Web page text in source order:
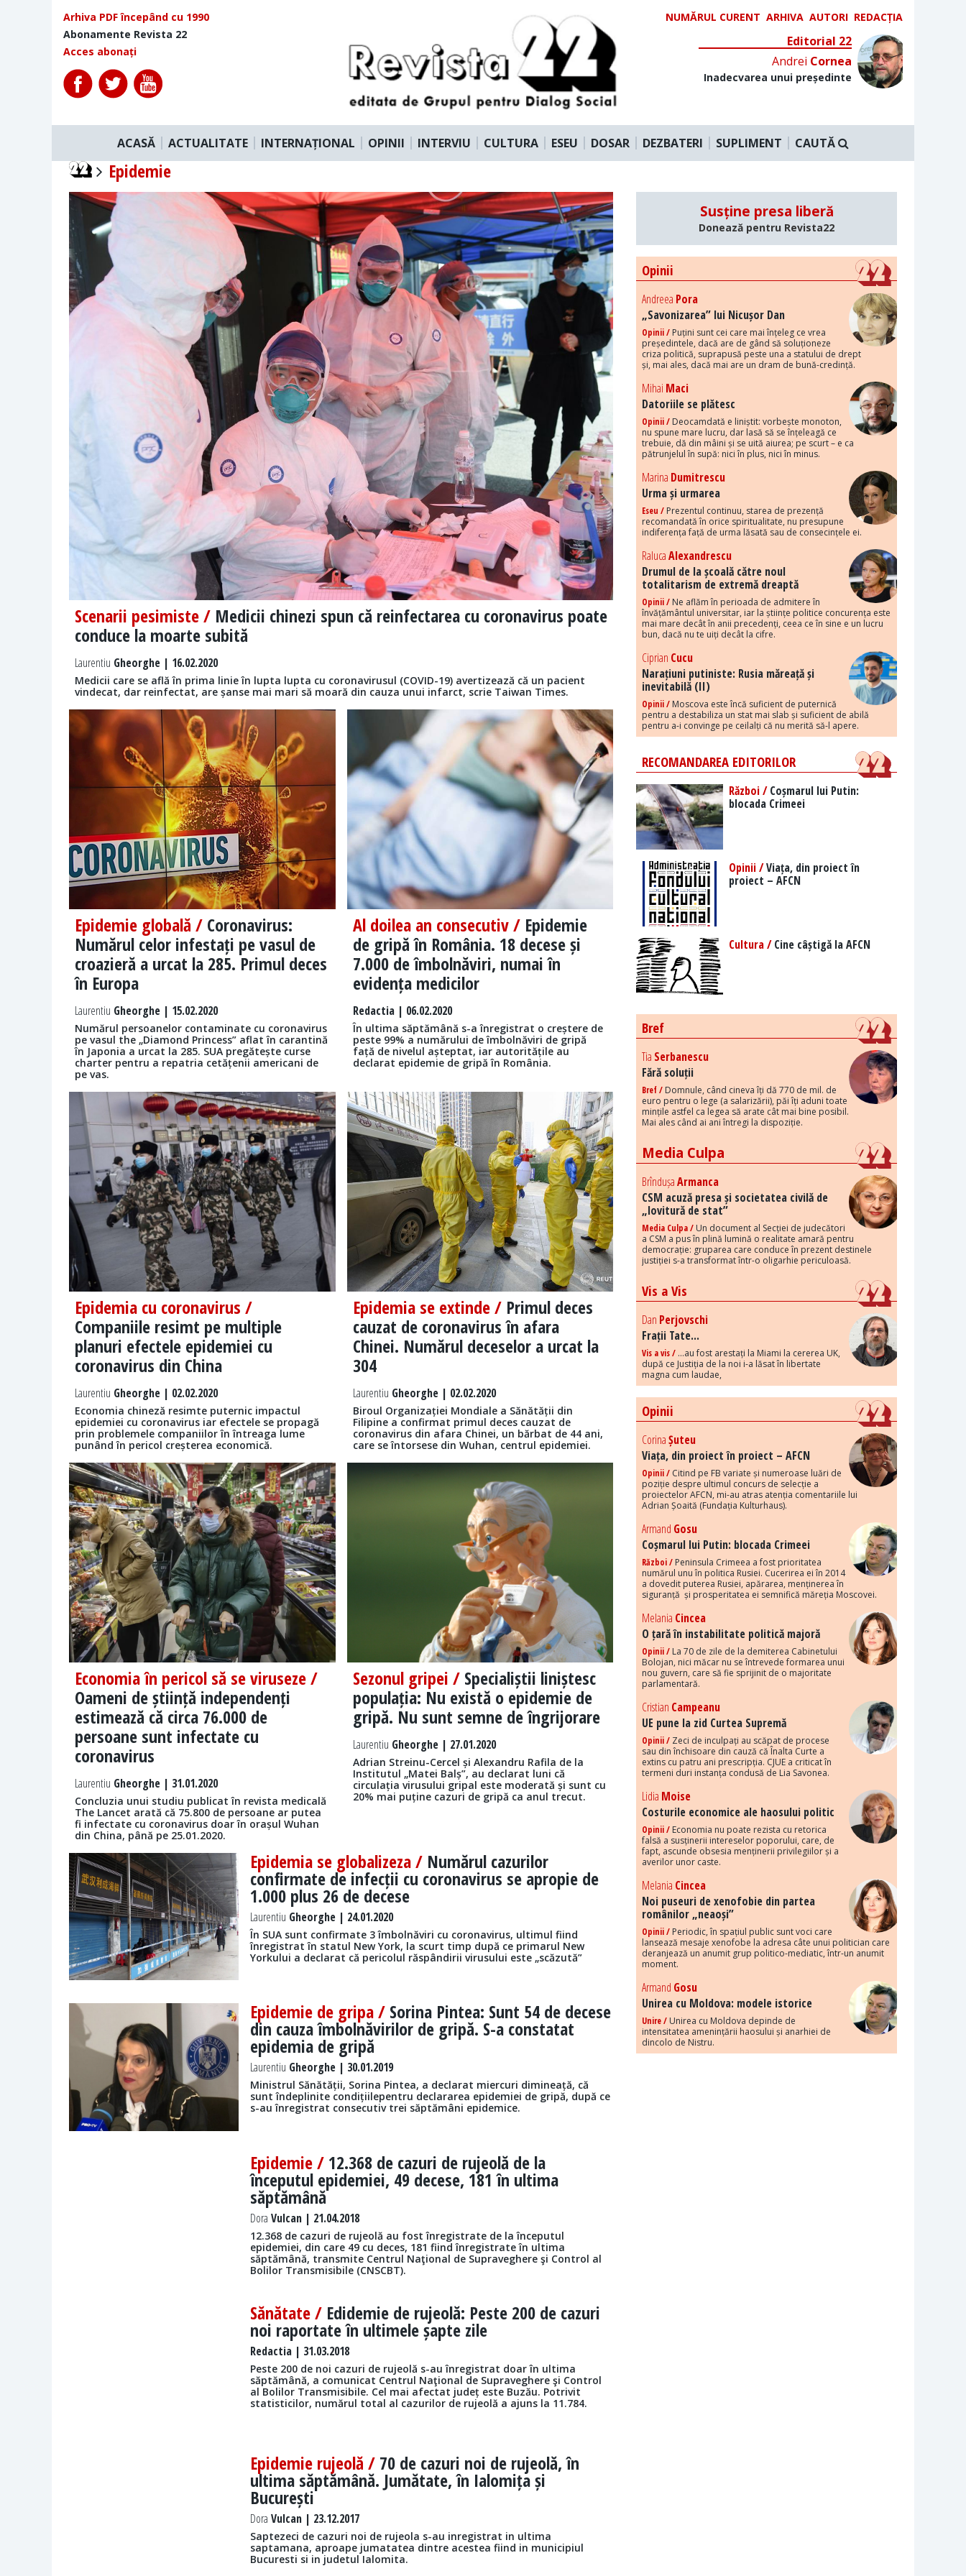
Arhiva PDF începând cu 1990
Abonamente Revista 22
Acces abonați
NUMĂRUL CURENT ARHIVA AUTORI REDACȚIA
Editorial 22
Andrei Cornea
Inadecvarea unui președinte
ACASĂ ACTUALITATE INTERNAȚIONAL OPINII INTERVIU CULTURA ESEU DOSAR DEZBATERI SUPLIMENT CAUTĂ
Epidemie
Scenarii pesimiste / Medicii chinezi spun că reinfectarea cu coronavirus poate
conduce la moarte subită
Laurentiu Gheorghe | 16.02.2020
Medicii care se află în prima linie în lupta lupta cu coronavirusul (COVID-19) avertizează că un pacient
vindecat, dar reinfectat, are șanse mai mari să moară din cauza unui infarct, scrie Taiwan Times.
Epidemie globală / Coronavirus:
Numărul celor infestați pe vasul de
croazieră a urcat la 285. Primul deces
în Europa
Laurentiu Gheorghe | 15.02.2020
Numărul persoanelor contaminate cu coronavirus
pe vasul the „Diamond Princess” aflat în carantină
în Japonia a urcat la 285. SUA pregătește curse
charter pentru a repatria cetățenii americani de
pe vas.
Al doilea an consecutiv / Epidemie
de gripă în România. 18 decese și
7.000 de îmbolnăviri, numai în
evidența medicilor
Redactia| 06.02.2020
În ultima săptămână s-a înregistrat o creștere de
peste 99% a numărului de îmbolnăviri de gripă
față de nivelul așteptat, iar autoritățile au
declarat epidemie de gripă în România.
Epidemia cu coronavirus /
Companiile resimt pe multiple
planuri efectele epidemiei cu
coronavirus din China
Laurentiu Gheorghe | 02.02.2020
Economia chineză resimte puternic impactul
epidemiei cu coronavirus iar efectele se propagă
prin problemele companiilor în întreaga lume
punând în pericol creșterea economică.
Epidemia se extinde / Primul deces
cauzat de coronavirus în afara
Chinei. Numărul deceselor a urcat la
304
Laurentiu Gheorghe | 02.02.2020
Biroul Organizației Mondiale a Sănătății din
Filipine a confirmat primul deces cauzat de
coronavirus din afara Chinei, un bărbat de 44 ani,
care se întorsese din Wuhan, centrul epidemiei.
Economia în pericol să se viruseze /
Oameni de știință independenți
estimează că circa 76.000 de
persoane sunt infectate cu
coronavirus
Laurentiu Gheorghe | 31.01.2020
Concluzia unui studiu publicat în revista medicală
The Lancet arată că 75.800 de persoane ar putea
fi infectate cu coronavirus doar în orașul Wuhan
din China, până pe 25.01.2020.
Sezonul gripei / Specialiștii liniștesc
populația: Nu există o epidemie de
gripă. Nu sunt semne de îngrijorare
Laurentiu Gheorghe | 27.01.2020
Adrian Streinu-Cercel și Alexandru Rafila de la
Institutul „Matei Balș”, au declarat luni că
circulația virusului gripal este moderată și sunt cu
20% mai puține cazuri de gripă ca anul trecut.
Epidemia se globalizeza / Numărul cazurilor
confirmate de infecții cu coronavirus se apropie de
1.000 plus 26 de decese
Laurentiu Gheorghe | 24.01.2020
În SUA sunt confirmate 3 îmbolnăviri cu coronavirus, ultimul fiind
înregistrat în statul New York, la scurt timp după ce primarul New
Yorkului a declarat că pericolul răspândirii virusului este „scăzută”
Epidemie de gripa / Sorina Pintea: Sunt 54 de decese
din cauza îmbolnăvirilor de gripă. S-a constatat
epidemia de gripă
Laurentiu Gheorghe | 30.01.2019
Ministrul Sănătății, Sorina Pintea, a declarat miercuri dimineață, că
sunt îndeplinite condițiilepentru declararea epidemiei de gripă, după ce
s-au înregistrat consecutiv trei săptămâni epidemice.
Epidemie / 12.368 de cazuri de rujeolă de la
începutul epidemiei, 49 decese, 181 în ultima
săptămână
Dora Vulcan | 21.04.2018
12.368 de cazuri de rujeolă au fost înregistrate de la începutul
epidemiei, din care 49 cu deces, 181 fiind înregistrate în ultima
săptămână, transmite Centrul Naţional de Supraveghere şi Control al
Bolilor Transmisibile (CNSCBT).
Sănătate / Edidemie de rujeolă: Peste 200 de cazuri
noi raportate în ultimele șapte zile
Redactia | 31.03.2018
Peste 200 de noi cazuri de rujeolă s-au înregistrat doar în ultima
săptămână, a comunicat Centrul Naţional de Supraveghere şi Control
al Bolilor Transmisibile. Cel mai afectat județ este Buzău. Potrivit
statisticilor, numărul total al cazurilor de rujeolă a ajuns la 11.784.
Epidemie rujeolă / 70 de cazuri noi de rujeolă, în
ultima săptămână. Jumătate, în Ialomița și
București
Dora Vulcan | 23.12.2017
Saptezeci de cazuri noi de rujeola s-au inregistrat in ultima
saptamana, aproape jumatatea dintre acestea fiind in municipiul
Bucuresti si in judetul Ialomita.
Susține presa liberă
Donează pentru Revista22
Opinii
Andreea Pora
„Savonizarea” lui Nicușor Dan
Opinii / Puțini sunt cei care mai înțeleg ce vrea
președintele, dacă are de gând să soluționeze
criza politică, suprapusă peste una a statului de drept
și, mai ales, dacă mai are un dram de bună-credință.
Mihai Maci
Datoriile se plătesc
Opinii / Deocamdată e liniștit: vorbește monoton,
nu spune mare lucru, dar lasă să se înțeleagă ce
trebuie, dă din mâini și se uită aiurea; pe scurt – e ca
pătrunjelul în supă: nici în plus, nici în minus.
Marina Dumitrescu
Urma și urmarea
Eseu / Prezentul continuu, starea de prezență
recomandată în orice spiritualitate, nu presupune
indiferența față de urma lăsată sau de consecințele ei.
RalucaAlexandrescu
Drumul de la școală către noul
totalitarism de extremă dreaptă
Opinii / Ne aflăm în perioada de admitere în
învățământul universitar, iar la științe politice concurența este
mai mare decât în anii precedenți, ceea ce în sine e un lucru
bun, dacă nu te uiți decât la cifre.
Ciprian Cucu
Narațiuni putiniste: Rusia măreață și
inevitabilă (II)
Opinii / Moscova este încă suficient de puternică
pentru a destabiliza un stat mai slab și suficient de abilă
pentru a-i convinge pe ceilalți că nu merită să-l apere.
RECOMANDAREA EDITORILOR
Război /Coșmarul lui Putin:
blocada Crimeei
Opinii /Viața, din proiect în
proiect – AFCN
Cultura /Cine câștigă la AFCN
Bref
Tia Serbanescu
Fără soluții
Bref / Domnule, când cineva îți dă 770 de mil. de
euro pentru o lege (a salarizării), păi îți aduni toate
mințile astfel ca legea să arate cât mai bine posibil.
Mai ales când ai ani întregi la dispoziție.
Media Culpa
BrîndușaArmanca
CSM acuză presa și societatea civilă de
„lovitură de stat”
Media Culpa / Un document al Secției de judecători
a CSM a pus în plină lumină o realitate amară pentru
democrație: gruparea care conduce în prezent destinele
justiției s-a transformat într-o oligarhie periculoasă.
Vis a Vis
Dan Perjovschi
Frații Tate...
Vis a vis / ...au fost arestați la Miami la cererea UK,
după ce Justiția de la noi i-a lăsat în libertate
magna cum laudae,
Opinii
CorinaȘuteu
Viața, din proiect în proiect – AFCN
Opinii / Citind pe FB variate și numeroase luări de
poziție despre ultimul concurs de selecție a
proiectelor AFCN, mi-au atras atenția comentariile lui
Adrian Șoaită (Fundația Kulturhaus).
Armand Gosu
Coșmarul lui Putin: blocada Crimeei
Război / Peninsula Crimeea a fost prioritatea
numărul unu în politica Rusiei. Cucerirea ei în 2014
a dovedit puterea Rusiei, apărarea, menținerea în
siguranță și prosperitatea ei semnifică măreția Moscovei.
Melania Cincea
O țară în instabilitate politică majoră
Opinii / La 70 de zile de la demiterea Cabinetului
Bolojan, nici măcar nu se întrevede formarea unui
nou guvern, care să fie sprijinit de o majoritate
parlamentară.
Cristian Campeanu
UE pune la zid Curtea Supremă
Opinii / Zeci de inculpați au scăpat de procese
sau din închisoare din cauză că Înalta Curte a
extins cu patru ani prescripția. CJUE a criticat în
termeni duri instanța condusă de Lia Savonea.
Lidia Moise
Costurile economice ale haosului politic
Opinii / Economia nu poate rezista cu retorica
falsă a susținerii intereselor poporului, care, de
fapt, ascunde obsesia menținerii privilegiilor și a
averilor unor caste.
Melania Cincea
Noi puseuri de xenofobie din partea
românilor „neaoși”
Opinii / Periodic, în spațiul public sunt voci care
lansează mesaje xenofobe la adresa câte unui politician care
deranjează un anumit grup politico-mediatic, într-un anumit
moment.
Armand Gosu
Unirea cu Moldova: modele istorice
Unire / Unirea cu Moldova depinde de
intensitatea amenințării haosului și anarhiei de
dincolo de Nistru.